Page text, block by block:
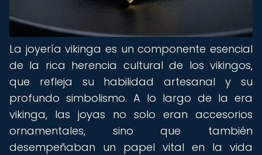
La joyería vikinga es un componente esencial
de la rica herencia cultural de los vikingos,
que refleja su habilidad artesanal y su
profundo simbolismo. A lo largo de la era
vikinga, las joyas no solo eran accesorios
ornamentales, sino que también
desempeñaban un papel vital en la vida